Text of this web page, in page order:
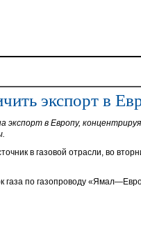
экспорт в
экспорт в Европу,
в газовой отрасли, во
газа по газопроводу